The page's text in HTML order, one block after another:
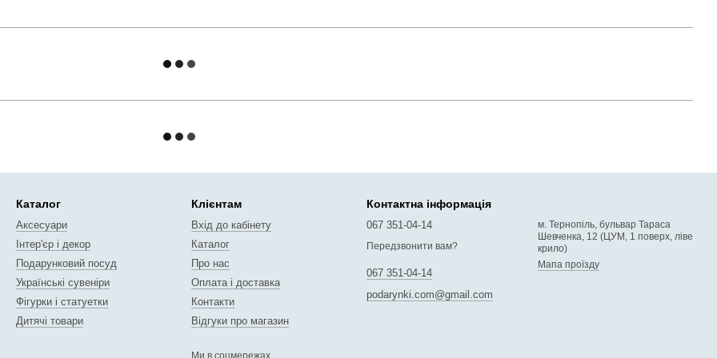
Каталог
Аксесуари
Інтер'єр і декор
Подарунковий посуд
Українські сувеніри
Фігурки і статуетки
Дитячі товари
Клієнтам
Вхід до кабінету
Каталог
Про нас
Оплата і доставка
Контакти
Відгуки про магазин
Ми в соцмережах
Контактна інформація
067 351-04-14
Передзвонити вам?
067 351-04-14
podarynki.com@gmail.com
м. Тернопіль, бульвар Тараса
Шевченка, 12 (ЦУМ, 1 поверх, ліве
крило)
Мапа проїзду